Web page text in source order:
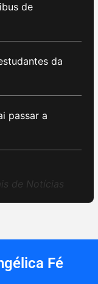
de
da
passar a
de Notícias
Fé